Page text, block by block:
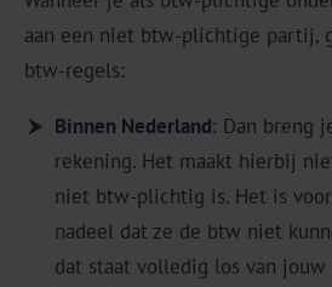
aan een niet btw-plichtige partij,
btw-regels:
Binnen Nederland: Dan breng
rekening. Het maakt hierbij
niet btw-plichtig is. Het is
nadeel dat ze de btw niet
dat staat volledig los van